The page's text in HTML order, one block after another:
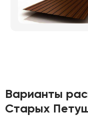
Варианты
Старых